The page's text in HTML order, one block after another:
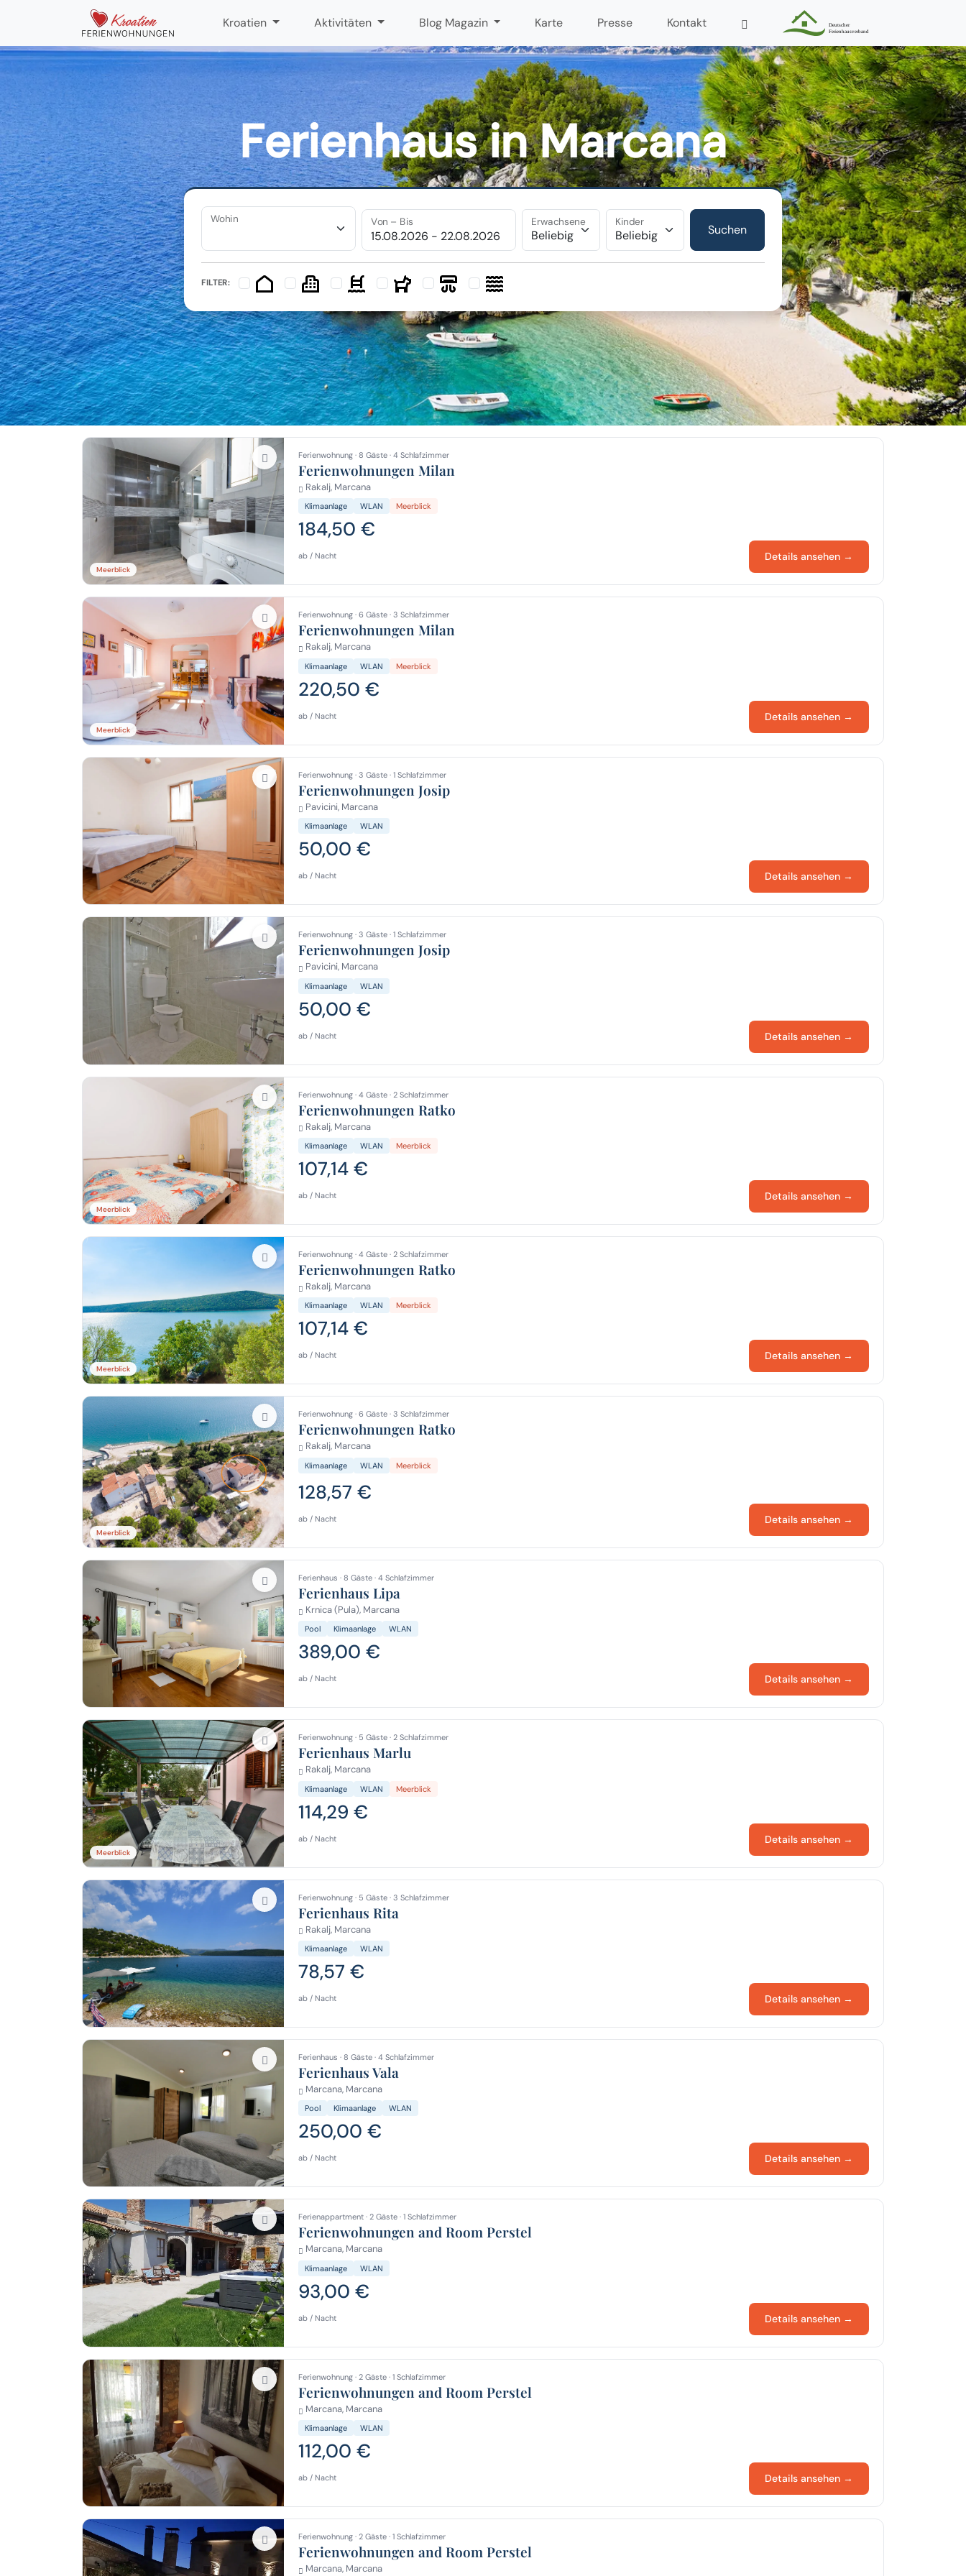
Kroatien Aktivitäten Blog Magazin Karte Presse Kontakt
Ferienhaus in Marcana
Wohin Von – Bis Erwachsene Kinder
FILTER:
Meerblick
Ferienwohnung · 8 Gäste · 4 Schlafzimmer
Ferienwohnungen Milan
Rakalj, Marcana
Klimaanlage WLAN Meerblick
184,50 €
ab / Nacht Details ansehen →
Meerblick
Ferienwohnung · 6 Gäste · 3 Schlafzimmer
Ferienwohnungen Milan
Rakalj, Marcana
Klimaanlage WLAN Meerblick
220,50 €
ab / Nacht Details ansehen →
Ferienwohnung · 3 Gäste · 1 Schlafzimmer
Ferienwohnungen Josip
Pavicini, Marcana
Klimaanlage WLAN
50,00 €
ab / Nacht Details ansehen →
Ferienwohnung · 3 Gäste · 1 Schlafzimmer
Ferienwohnungen Josip
Pavicini, Marcana
Klimaanlage WLAN
50,00 €
ab / Nacht Details ansehen →
Meerblick
Ferienwohnung · 4 Gäste · 2 Schlafzimmer
Ferienwohnungen Ratko
Rakalj, Marcana
Klimaanlage WLAN Meerblick
107,14 €
ab / Nacht Details ansehen →
Meerblick
Ferienwohnung · 4 Gäste · 2 Schlafzimmer
Ferienwohnungen Ratko
Rakalj, Marcana
Klimaanlage WLAN Meerblick
107,14 €
ab / Nacht Details ansehen →
Meerblick
Ferienwohnung · 6 Gäste · 3 Schlafzimmer
Ferienwohnungen Ratko
Rakalj, Marcana
Klimaanlage WLAN Meerblick
128,57 €
ab / Nacht Details ansehen →
Ferienhaus · 8 Gäste · 4 Schlafzimmer
Ferienhaus Lipa
Krnica (Pula), Marcana
Pool Klimaanlage WLAN
389,00 €
ab / Nacht Details ansehen →
Meerblick
Ferienwohnung · 5 Gäste · 2 Schlafzimmer
Ferienhaus Marlu
Rakalj, Marcana
Klimaanlage WLAN Meerblick
114,29 €
ab / Nacht Details ansehen →
Ferienwohnung · 5 Gäste · 3 Schlafzimmer
Ferienhaus Rita
Rakalj, Marcana
Klimaanlage WLAN
78,57 €
ab / Nacht Details ansehen →
Ferienhaus · 8 Gäste · 4 Schlafzimmer
Ferienhaus Vala
Marcana, Marcana
Pool Klimaanlage WLAN
250,00 €
ab / Nacht Details ansehen →
Ferienappartment · 2 Gäste · 1 Schlafzimmer
Ferienwohnungen and Room Perstel
Marcana, Marcana
Klimaanlage WLAN
93,00 €
ab / Nacht Details ansehen →
Ferienwohnung · 2 Gäste · 1 Schlafzimmer
Ferienwohnungen and Room Perstel
Marcana, Marcana
Klimaanlage WLAN
112,00 €
ab / Nacht Details ansehen →
Ferienwohnung · 2 Gäste · 1 Schlafzimmer
Ferienwohnungen and Room Perstel
Marcana, Marcana